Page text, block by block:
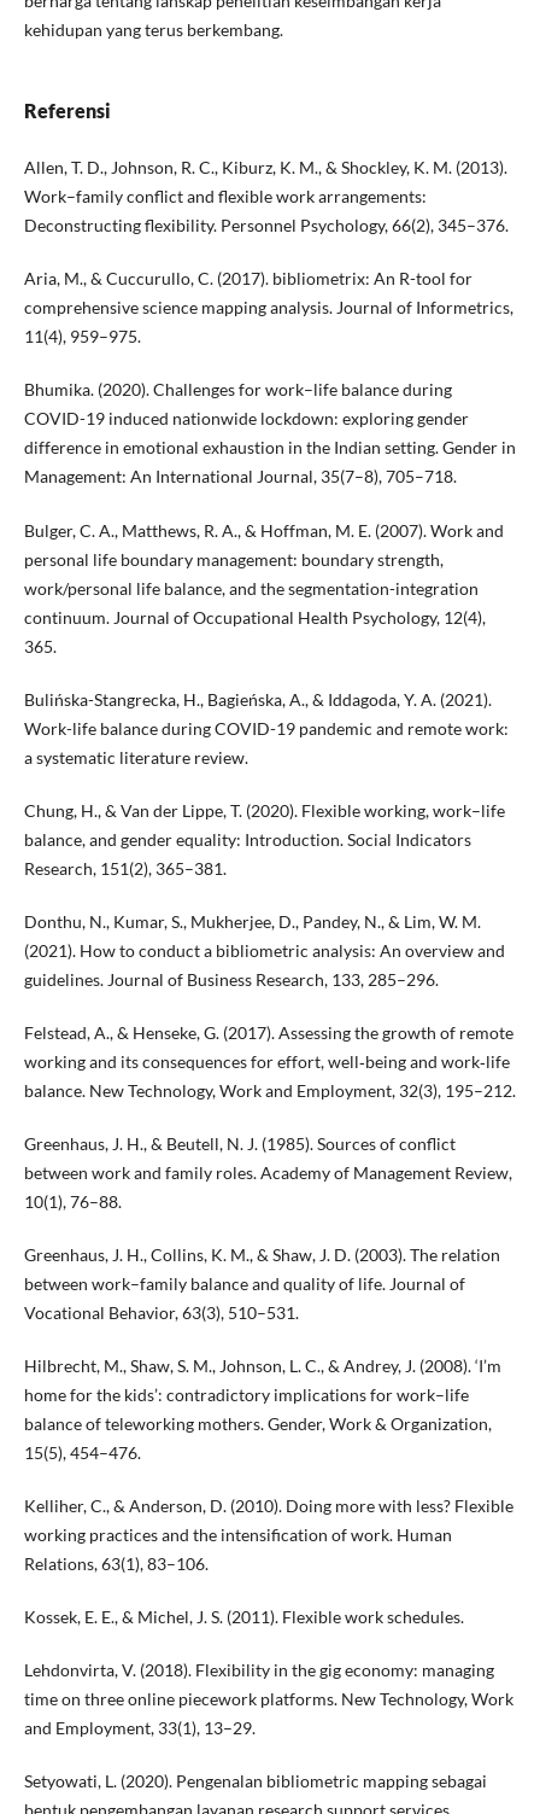
keh‍idupan yang terus b⁠erkembang.
Referensi
Allen, T. D., Johnson, R. C., Kiburz, K. M., & Shockley, K. M. (2013).
Work–family conflict and flexible work arrangements:
Deconstructing flexibility. Personnel Psychology, 66(2), 345–376.
Aria, M., & Cuccurullo, C. (2017). bibliometrix: An R-tool for
comprehensive science mapping analysis. Journal of Informetrics,
11(4), 959–975.
Bhumika. (2020). Challenges for work–life balance during
COVID-19 induced nationwide lockdown: exploring gender
difference in emotional exhaustion in the Indian setting. Gender in
Management: An International Journal, 35(7–8), 705–718.
Bulger, C. A., Matthews, R. A., & Hoffman, M. E. (2007). Work and
personal life boundary management: boundary strength,
work/personal life balance, and the segmentation-integration
continuum. Journal of Occupational Health Psychology, 12(4),
365.
Bulińska-Stangrecka, H., Bagieńska, A., & Iddagoda, Y. A. (2021).
Work-life balance during COVID-19 pandemic and remote work:
a systematic literature review.
Chung, H., & Van der Lippe, T. (2020). Flexible working, work–life
balance, and gender equality: Introduction. Social Indicators
Research, 151(2), 365–381.
Donthu, N., Kumar, S., Mukherjee, D., Pandey, N., & Lim, W. M.
(2021). How to conduct a bibliometric analysis: An overview and
guidelines. Journal of Business Research, 133, 285–296.
Felstead, A., & Henseke, G. (2017). Assessing the growth of remote
working and its consequences for effort, well‐being and work‐life
balance. New Technology, Work and Employment, 32(3), 195–212.
Greenhaus, J. H., & Beutell, N. J. (1985). Sources of conflict
between work and family roles. Academy of Management Review,
10(1), 76–88.
Greenhaus, J. H., Collins, K. M., & Shaw, J. D. (2003). The relation
between work–family balance and quality of life. Journal of
Vocational Behavior, 63(3), 510–531.
Hilbrecht, M., Shaw, S. M., Johnson, L. C., & Andrey, J. (2008). ‘I’m
home for the kids’: contradictory implications for work–life
balance of teleworking mothers. Gender, Work & Organization,
15(5), 454–476.
Kelliher, C., & Anderson, D. (2010). Doing more with less? Flexible
working practices and the intensification of work. Human
Relations, 63(1), 83–106.
Kossek, E. E., & Michel, J. S. (2011). Flexible work schedules.
Lehdonvirta, V. (2018). Flexibility in the gig economy: managing
time on three online piecework platforms. New Technology, Work
and Employment, 33(1), 13–29.
Setyowati, L. (2020). Pengenalan bibliometric mapping sebagai
bentuk pengembangan layanan research support services